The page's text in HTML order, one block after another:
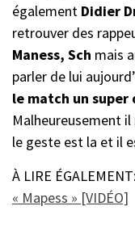
également Didier
retrouver des
Maness, Sch mais
parler de lui
le match un super
Malheureusement
le geste est la et il
À LIRE ÉGALEMENT:
« Mapess » [VIDÉO]